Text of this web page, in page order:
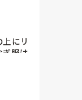
にリ
ぎ服は
得て
担）